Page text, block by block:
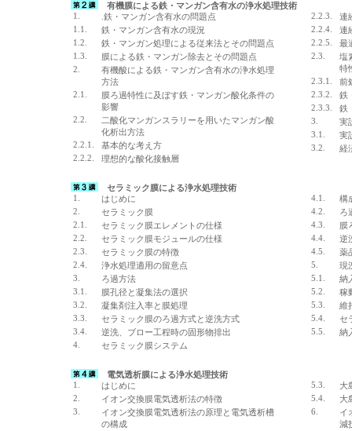
有機膜による鉄・マンガン含有水の浄水処理技術
1.
.鉄・マンガン含有水の問題点
1.1.
鉄・マンガン含有水の現況
1.2.
鉄・マンガン処理による従来法とその問題点
1.3.
膜による鉄・マンガン除去とその問題点
2.
有機酸による鉄・マンガン含有水の浄水処理
方法
2.1.
膜ろ過特性に及ぼす鉄・マンガン酸化条件の
影響
2.2.
二酸化マンガンスラリーを用いたマンガン酸
化析出方法
2.2.1.
基本的な考え方
2.2.2.
理想的な酸化接触層
2.2.3.
連
2.2.4.
連
2.2.5.
最
2.3.
塩
特
2.3.1.
前
2.3.2.
鉄
2.3.3.
鉄
3.
実
3.1.
実
3.2.
経
セラミック膜による浄水処理技術
1.
はじめに
2.
セラミック膜
2.1.
セラミック膜エレメントの仕様
2.2.
セラミック膜モジュールの仕様
2.3.
セラミック膜の特徴
2.4.
浄水処理適用の留意点
3.
ろ過方法
3.1.
膜孔径と凝集法の選択
3.2.
凝集剤注入率と膜処理
3.3.
セラミック膜のろ過方式と逆洗方式
3.4.
逆洗、ブロー工程時の固形物排出
4.
セラミック膜システム
4.1.
構
4.2.
ろ
4.3.
膜
4.4.
逆
4.5.
薬
5.
現
5.1.
納
5.2.
稼
5.3.
維
5.4.
セ
5.5.
納
電気透析膜による浄水処理技術
1.
はじめに
2.
イオン交換膜電気透析法の特徴
3.
イオン交換膜電気透析法の原理と電気透析槽
の構成
5.3.
大
5.4.
大
6.
イ
減